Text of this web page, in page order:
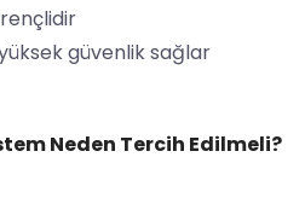
güvenlik sağlar
Neden Tercih Edilmeli?